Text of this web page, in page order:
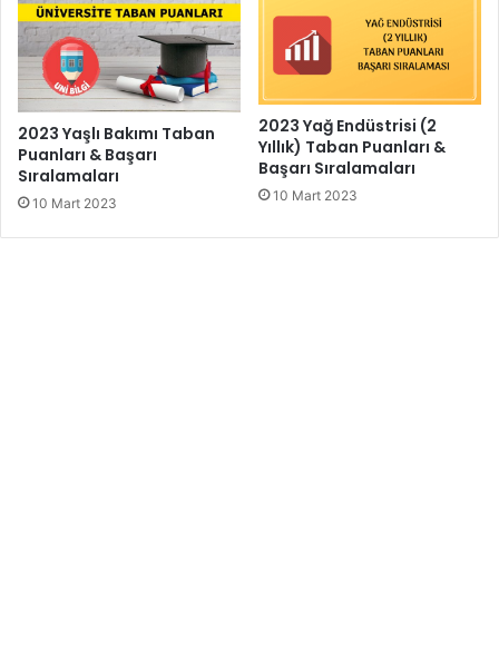
2023 Yaşlı Bakımı Taban
Puanları & Başarı
Sıralamaları
10 Mart 2023
2023 Yağ Endüstrisi (2
Yıllık) Taban Puanları &
Başarı Sıralamaları
10 Mart 2023